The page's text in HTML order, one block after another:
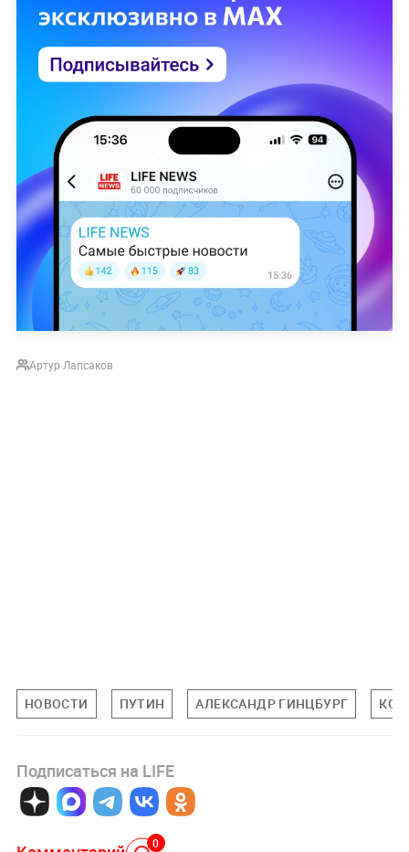
Артур Лапсаков
НОВОСТИ ПУТИН АЛЕКСАНДР ГИНЦБУРГ
Подписаться на LIFE
0